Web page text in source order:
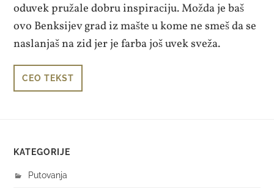
oduvek pružale dobru inspiraciju. Možda je baš
ovo Benksijev grad iz mašte u kome ne smeš da se
naslanjaš na zid jer je farba još uvek sveža.
CEO TEKST
KATEGORIJE
Putovanja